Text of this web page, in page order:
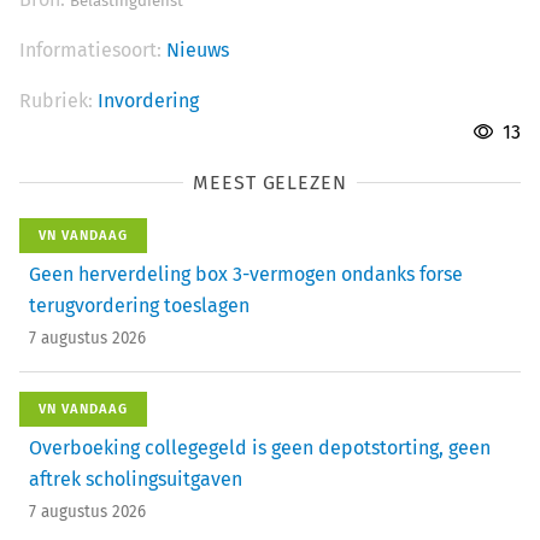
Informatiesoort: Nieuws
Rubriek: Invordering
13
MEEST GELEZEN
VN VANDAAG
Geen herverdeling box 3-vermogen ondanks forse
terugvordering toeslagen
7 augustus 2026
VN VANDAAG
Overboeking collegegeld is geen depotstorting, geen
aftrek scholingsuitgaven
7 augustus 2026